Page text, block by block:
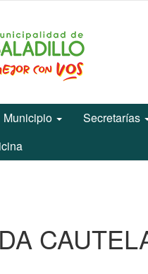
Municipio Secretarías